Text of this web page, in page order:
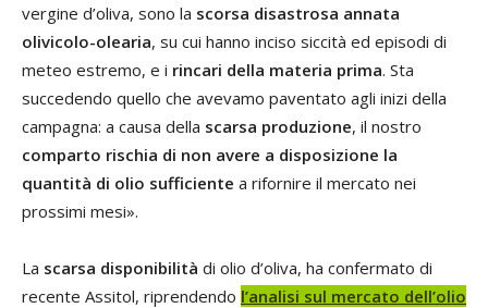
vergine d’oliva, sono la scorsa disastrosa annata
olivicolo-olearia, su cui hanno inciso siccità ed episodi di
meteo estremo, e i rincari della materia prima. Sta
succedendo quello che avevamo paventato agli inizi della
campagna: a causa della scarsa produzione, il nostro
comparto rischia di non avere a disposizione la
quantità di olio sufficiente a rifornire il mercato nei
prossimi mesi».
La scarsa disponibilità di olio d’oliva, ha confermato di
recente Assitol, riprendendo l’analisi sul mercato dell’olio